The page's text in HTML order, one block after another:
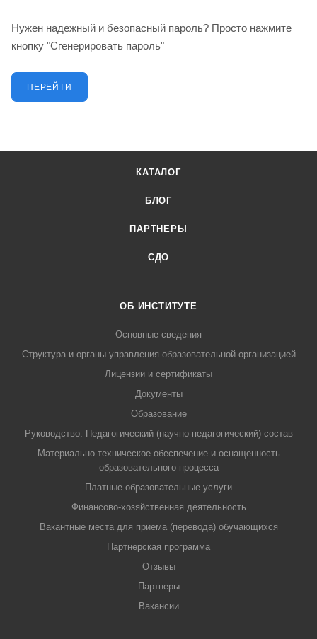
Нужен надежный и безопасный пароль? Просто нажмите
кнопку "Сгенерировать пароль"
ПЕРЕЙТИ
КАТАЛОГ
БЛОГ
ПАРТНЕРЫ
СДО
ОБ ИНСТИТУТЕ
Основные сведения
Структура и органы управления образовательной организацией
Лицензии и сертификаты
Документы
Образование
Руководство. Педагогический (научно-педагогический) состав
Материально-техническое обеспечение и оснащенность
образовательного процесса
Платные образовательные услуги
Финансово-хозяйственная деятельность
Вакантные места для приема (перевода) обучающихся
Партнерская программа
Отзывы
Партнеры
Вакансии